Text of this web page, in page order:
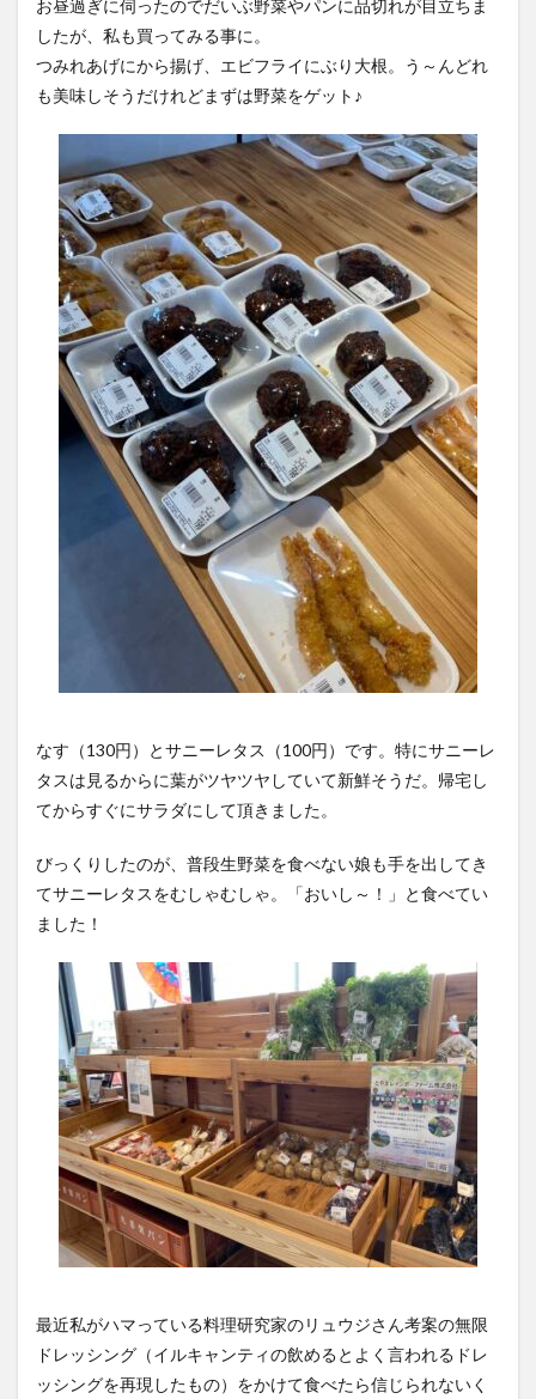
お昼過ぎに伺ったのでだいぶ野菜やパンに品切れが目立ちま
したが、私も買ってみる事に。
つみれあげにから揚げ、エビフライにぶり大根。う～んどれ
も美味しそうだけれどまずは野菜をゲット♪
なす（130円）とサニーレタス（100円）です。特にサニーレ
タスは見るからに葉がツヤツヤしていて新鮮そうだ。帰宅し
てからすぐにサラダにして頂きました。
びっくりしたのが、普段生野菜を食べない娘も手を出してき
てサニーレタスをむしゃむしゃ。「おいし～！」と食べてい
ました！
最近私がハマっている料理研究家のリュウジさん考案の無限
ドレッシング（イルキャンティの飲めるとよく言われるドレ
ッシングを再現したもの）をかけて食べたら信じられないく